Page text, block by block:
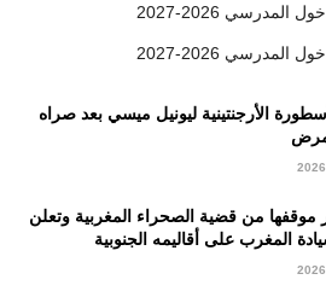
2026-2027
2026-2027
الأرجنتينية ليونيل ميسي بعد صراه
موقفها من قضية الصحراء المغربية وتعلن
المغرب على أقاليمه الجنوبية